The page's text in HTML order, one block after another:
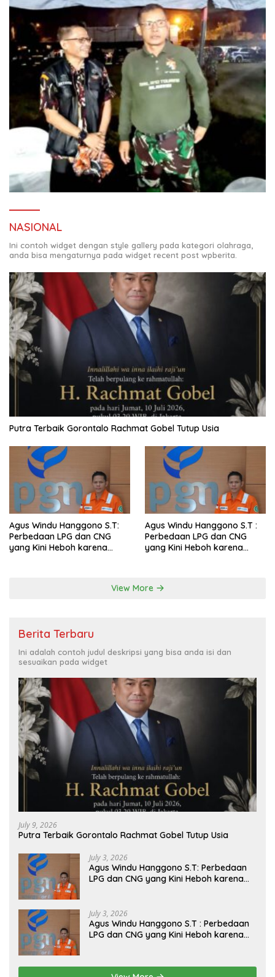
NASIONAL
Ini contoh widget dengan style gallery pada kategori olahraga,
anda bisa mengaturnya pada widget recent post wpberita.
Putra Terbaik Gorontalo Rachmat Gobel Tutup Usia
Agus Windu Hanggono S.T:
Perbedaan LPG dan CNG
yang Kini Heboh karena
Agus Windu Hanggono S.T :
Perbedaan LPG dan CNG
yang Kini Heboh karena
View More
Berita Terbaru
Ini adalah contoh judul deskripsi yang bisa anda isi dan
sesuaikan pada widget
July 9, 2026
Putra Terbaik Gorontalo Rachmat Gobel Tutup Usia
July 3, 2026
Agus Windu Hanggono S.T: Perbedaan
LPG dan CNG yang Kini Heboh karena
July 3, 2026
Agus Windu Hanggono S.T : Perbedaan
LPG dan CNG yang Kini Heboh karena